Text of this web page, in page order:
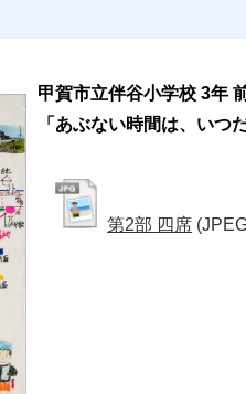
甲賀市立伴谷小学校 3年
「あぶない時間は、いつ
第2部 四席